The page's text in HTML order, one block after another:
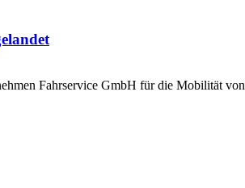
Fahrservice GmbH für die Mobilität